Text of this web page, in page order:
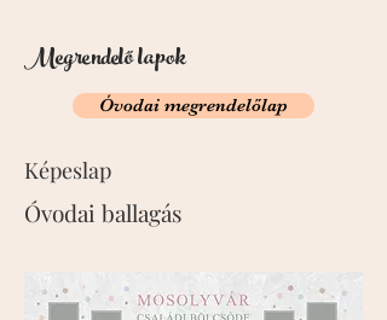
Megrendelő lapok
Óvodai megrendelőlap
Képeslap
Óvodai ballagás